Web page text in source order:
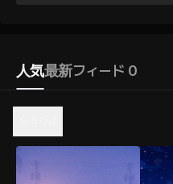
人気最新フィード 0